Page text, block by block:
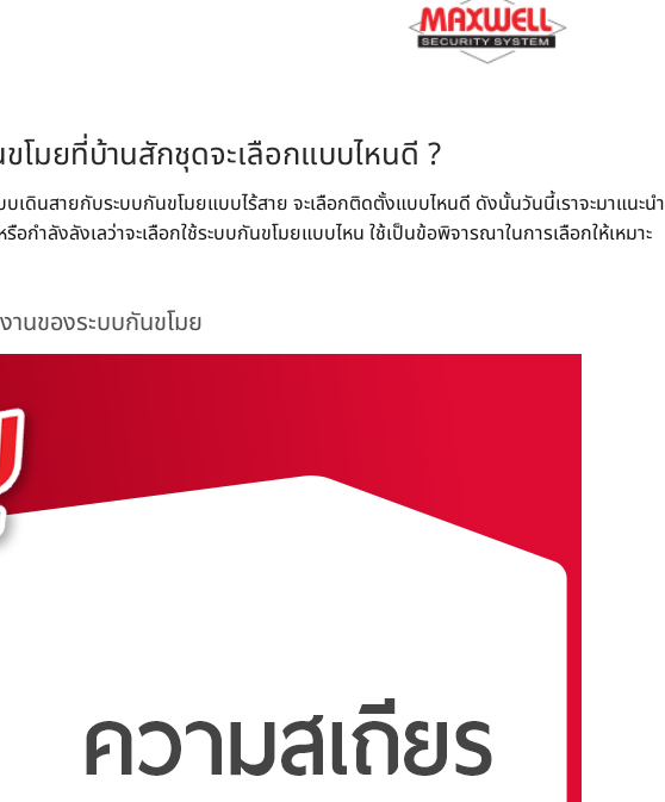
มยที่บ้านสักชุดจะเลือกแบบไหนดี ?
เดินสายกับระบบกันขโมยแบบไร้สาย จะเลือกติดตั้งแบบไหนดี ดังนั้นวันนี้เราจะมาแนะนำ
กำลังลังเลว่าจะเลือกใช้ระบบกันขโมยแบบไหน ใช้เป็นข้อพิจารณาในการเลือกให้เหมาะ
านของระบบกันขโมย